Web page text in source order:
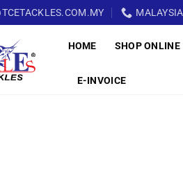
HOME SHOP ONLINE
E-INVOICE